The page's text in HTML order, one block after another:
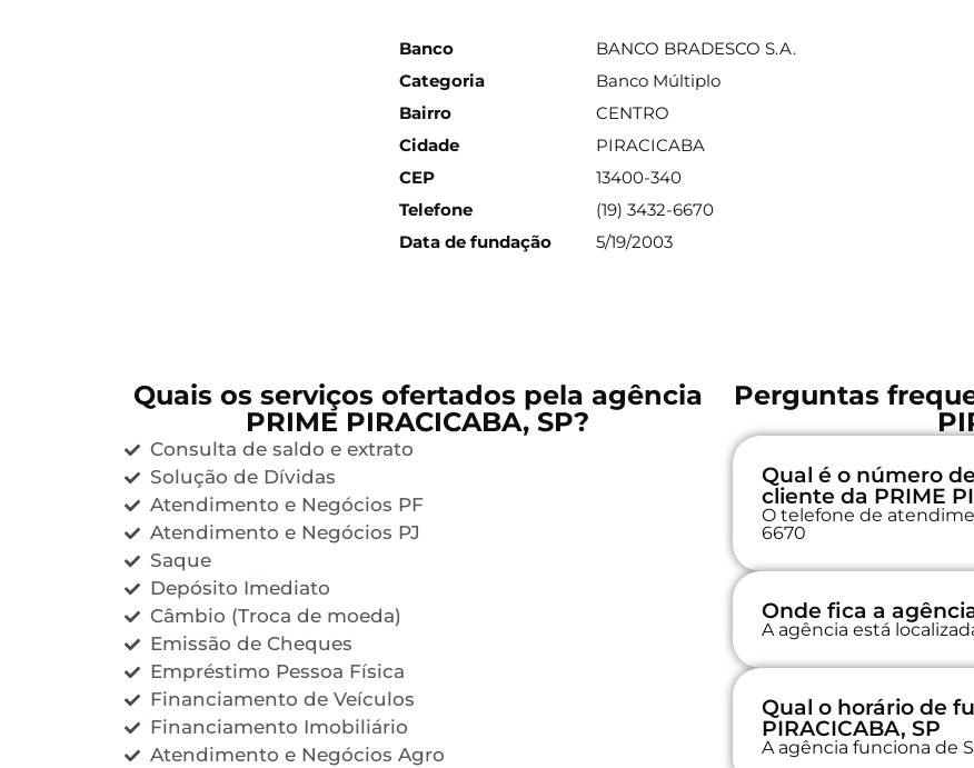
Banco
BANCO BRADESCO S.A.
Categoria
Banco Múltiplo
Bairro
CENTRO
Cidade
PIRACICABA
CEP
13400-340
Telefone
(19) 3432-6670
Data de fundação
5/19/2003
Quais os serviços ofertados pela agência
PRIME PIRACICABA, SP?
Consulta de saldo e extrato
Solução de Dívidas
Atendimento e Negócios PF
Atendimento e Negócios PJ
Saque
Depósito Imediato
Câmbio (Troca de moeda)
Emissão de Cheques
Empréstimo Pessoa Física
Financiamento de Veículos
Financiamento Imobiliário
Atendimento e Negócios Agro
Perguntas
Qual é o número
cliente da PRIME
O telefone de
6670
Onde fica a
A agência está
Qual o horário de
PIRACICABA, SP
A agência funciona de